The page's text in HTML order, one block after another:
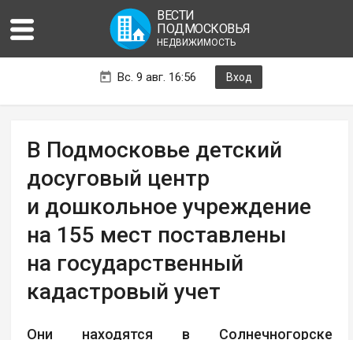
ВЕСТИ
ПОДМОСКОВЬЯ
НЕДВИЖИМОСТЬ
Вс. 9 авг. 16:56 Вход
В Подмосковье детский
досуговый центр
и дошкольное учреждение
на 155 мест поставлены
на государственный
кадастровый учет
Они находятся в Солнечногорске